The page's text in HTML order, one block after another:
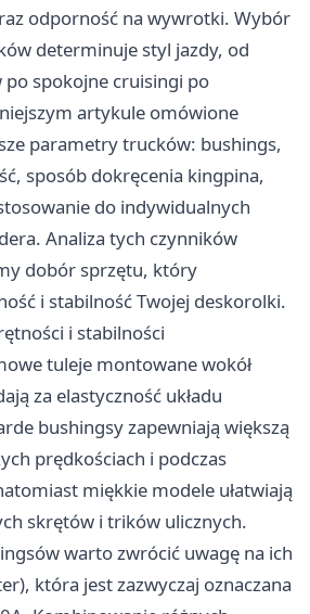
odporność na wywrotki. Wybór
determinuje styl jazdy, od
spokojne cruisingi po
artykule omówione
parametry trucków: bushings,
sposób dokręcenia kingpina,
do indywidualnych
Analiza tych czynników
dobór sprzętu, który
i stabilność Twojej deskorolki.
i stabilności
tuleje montowane wokół
za elastyczność układu
bushingsy zapewniają większą
prędkościach i podczas
miękkie modele ułatwiają
skrętów i trików ulicznych.
warto zwrócić uwagę na ich
która jest zazwyczaj oznaczana